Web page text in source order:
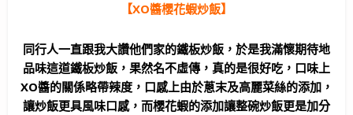
【XO醬櫻花蝦炒飯】
同行人一直跟我大讚他們家的鐵板炒飯，於是我滿懷期待地
品味這道鐵板炒飯，果然名不虛傳，真的是很好吃，口味上
XO醬的關係略帶辣度，口感上由於蔥末及高麗菜絲的添加，
讓炒飯更具風味口感，而櫻花蝦的添加讓整碗炒飯更是加分